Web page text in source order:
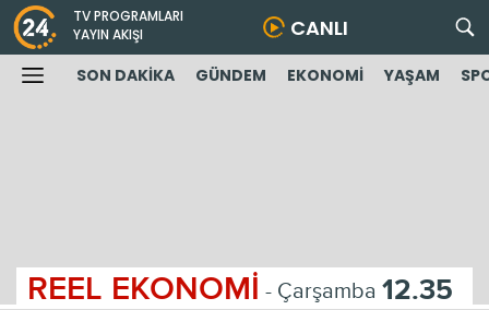
TV PROGRAMLARI
YAYIN AKIŞI
CANLI
SON DAKİKA GÜNDEM EKONOMİ YAŞAM
REEL EKONOMİ - Çarşamba 12.35